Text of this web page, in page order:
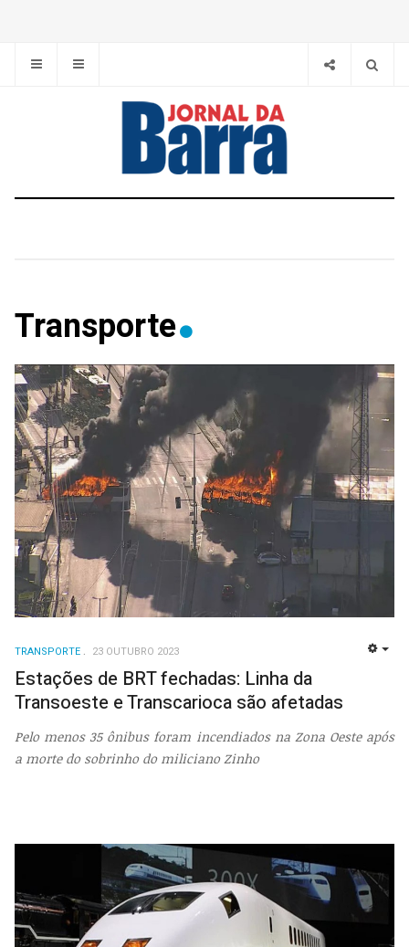
Transporte
TRANSPORTE 23 OUTUBRO 2023
Estações de BRT fechadas: Linha da
Transoeste e Transcarioca são afetadas
Pelo menos 35 ônibus foram incendiados na Zona Oeste após
a morte do sobrinho do miliciano Zinho